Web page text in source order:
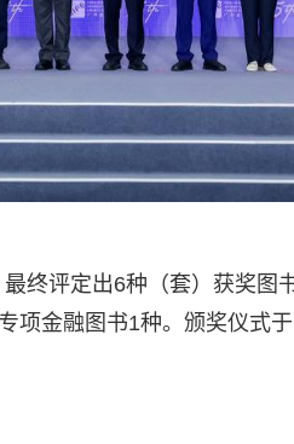
终评定出6种（套）获奖图
项金融图书1种。颁奖仪式